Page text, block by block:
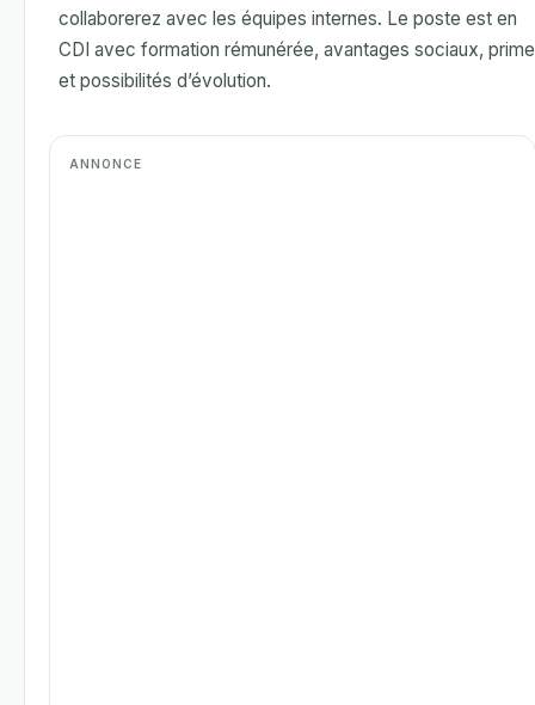
collaborerez avec les équipes internes. Le poste est en
CDI avec formation rémunérée, avantages sociaux,
et possibilités d’évolution.